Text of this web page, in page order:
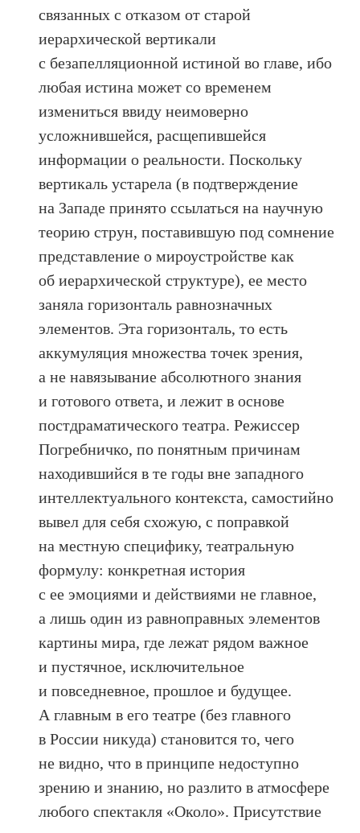
связанных с отказом от старой
иерархической вертикали
с безапелляционной истиной во главе, ибо
любая истина может со временем
измениться ввиду неимоверно
усложнившейся, расщепившейся
информации о реальности. Поскольку
вертикаль устарела (в подтверждение
на Западе принято ссылаться на научную
теорию струн, поставившую под сомнение
представление о мироустройстве как
об иерархической структуре), ее место
заняла горизонталь равнозначных
элементов. Эта горизонталь, то есть
аккумуляция множества точек зрения,
а не навязывание абсолютного знания
и готового ответа, и лежит в основе
постдраматического театра. Режиссер
Погребничко, по понятным причинам
находившийся в те годы вне западного
интеллектуального контекста, самостийно
вывел для себя схожую, с поправкой
на местную специфику, театральную
формулу: конкретная история
с ее эмоциями и действиями не главное,
а лишь один из равноправных элементов
картины мира, где лежат рядом важное
и пустячное, исключительное
и повседневное, прошлое и будущее.
А главным в его театре (без главного
в России никуда) становится то, чего
не видно, что в принципе недоступно
зрению и знанию, но разлито в атмосфере
любого спектакля «Около». Присутствие